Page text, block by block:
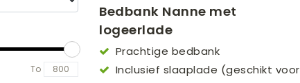
To
Bedbank Nanne met
logeerlade
Prachtige bedbank
Inclusief slaaplade (geschikt voor